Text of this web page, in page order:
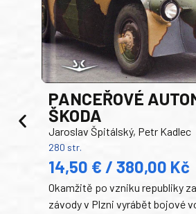
PANCEŘOVÉ
ŠKODA
Jaroslav Špitálský, Petr Kadlec
280 str.
14,50 € / 380,00 Kč
Okamžitě po vzniku republiky
závody v Plzni vyrábět bojové